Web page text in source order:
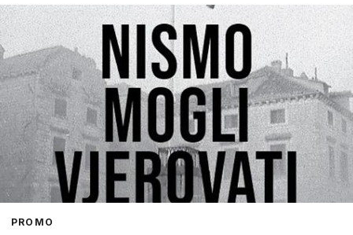
PROMO